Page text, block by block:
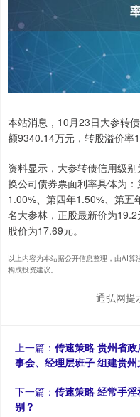
本站消息，10月23日大参转
额9340.14万元，转股溢价率
资料显示，大参转债信用级
换公司债券票面利率具体为
1.00%、第四年1.50%、第五
名大参林，正股最新价为
股价为17.69元。
以上内容为本站据公开信息整理，由AI
构成投资建议。
通弘网提
上一篇： 传速策略 贵州省
事会、经理层班子 组建贵
下一篇： 传速策略 经常手
别？